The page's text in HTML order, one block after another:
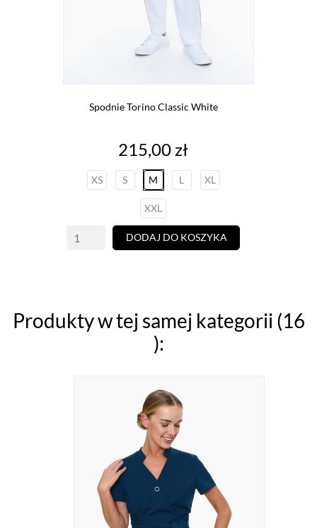
Spodnie Torino Classic White
Cena
215,00 zł
XS S M L XL
XXL
DODAJ DO KOSZYKA
Produkty w tej samej kategorii (16
):